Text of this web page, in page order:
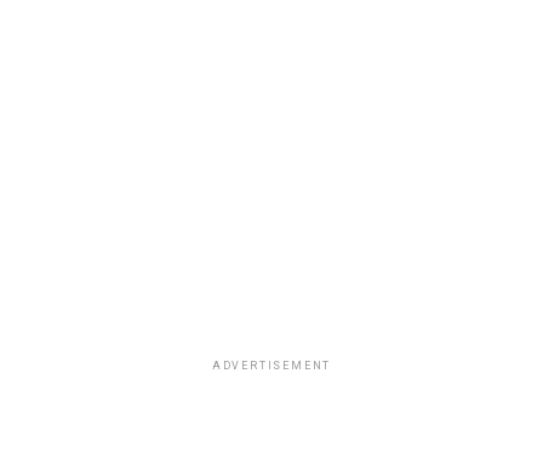
ADVERTISEMENT